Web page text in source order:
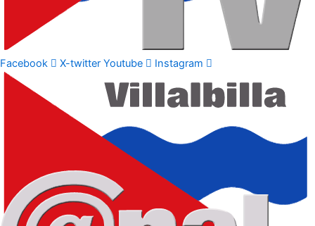
Facebook X-twitter Youtube Instagram